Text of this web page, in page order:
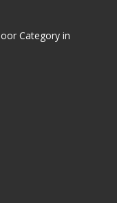
Category in